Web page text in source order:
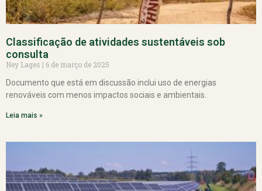
Classificação de atividades sustentáveis sob
consulta
Ney Lages
6 de março de 2025
Documento que está em discussão inclui uso de energias
renováveis com menos impactos sociais e ambientais.
Leia mais »